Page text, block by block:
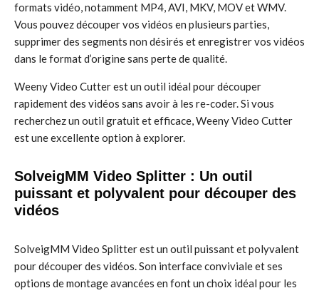
formats vidéo, notamment MP4, AVI, MKV, MOV et WMV.
Vous pouvez découper vos vidéos en plusieurs parties,
supprimer des segments non désirés et enregistrer vos vidéos
dans le format d’origine sans perte de qualité.
Weeny Video Cutter est un outil idéal pour découper
rapidement des vidéos sans avoir à les re-coder. Si vous
recherchez un outil gratuit et efficace, Weeny Video Cutter
est une excellente option à explorer.
SolveigMM Video Splitter : Un outil
puissant et polyvalent pour découper des
vidéos
SolveigMM Video Splitter est un outil puissant et polyvalent
pour découper des vidéos. Son interface conviviale et ses
options de montage avancées en font un choix idéal pour les